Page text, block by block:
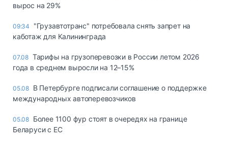
вырос на 29%
09:34
"Грузавтотранс" потребовала снять запрет на
каботаж для Калининграда
07.08 Тарифы на грузоперевозки в России летом 2026
года в среднем выросли на 12–15%
05.08 В Петербурге подписали соглашение о поддержке
международных автоперевозчиков
05.08 Более 1100 фур стоят в очередях на границе
Беларуси с ЕС